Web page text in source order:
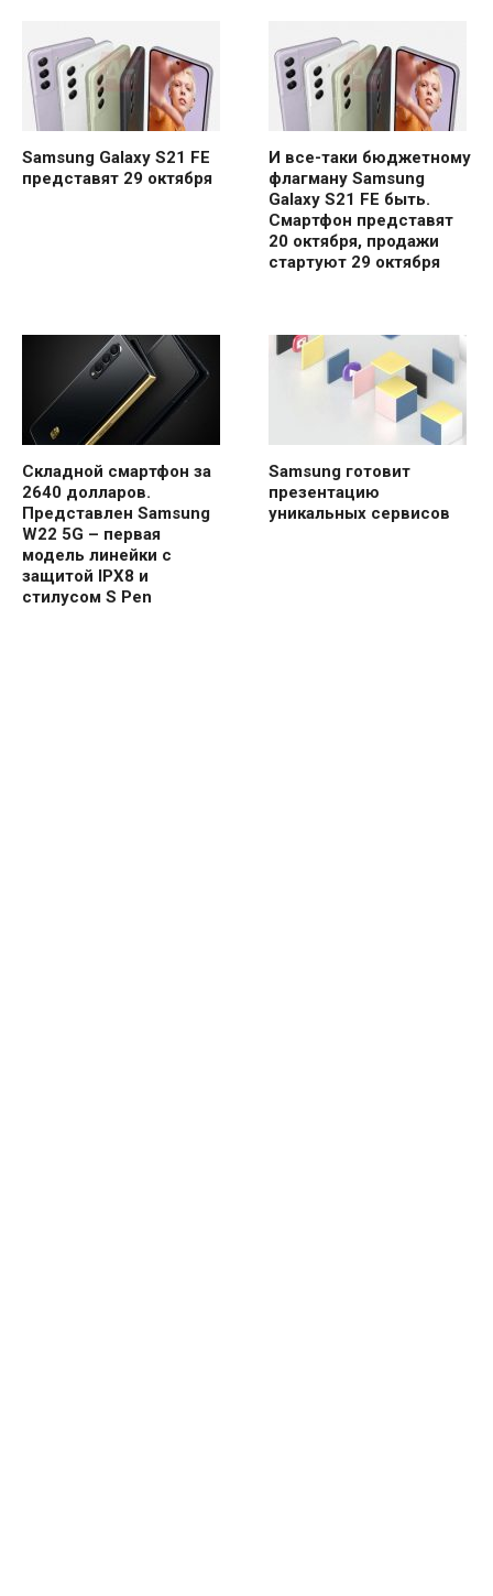
Samsung Galaxy S21 FE
представят 29 октября
И все-таки бюджетному
флагману Samsung
Galaxy S21 FE быть.
Смартфон представят
20 октября, продажи
стартуют 29 октября
Складной смартфон за
2640 долларов.
Представлен Samsung
W22 5G – первая
модель линейки с
защитой IPX8 и
стилусом S Pen
Samsung готовит
презентацию
уникальных сервисов